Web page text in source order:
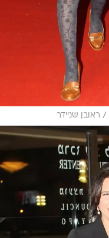
/ ראובן שניידר